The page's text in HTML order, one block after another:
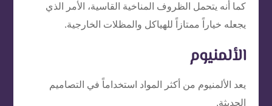
كما أنه يتحمل الظروف المناخية القاسية، الأمر الذي
يجعله خياراً ممتازاً للهياكل والمظلات الخارجية.
الألمنيوم
يعد الألمنيوم من أكثر المواد استخداماً في التصاميم
الحديثة.